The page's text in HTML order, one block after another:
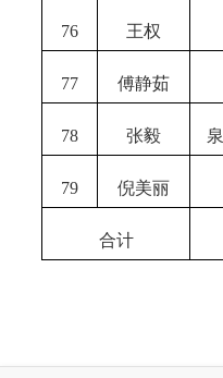
76 王权
77 傅静茹
78 张毅
79 倪美丽
合计